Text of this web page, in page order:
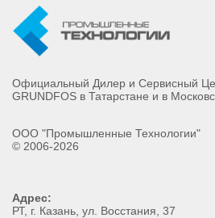
Официальный Дилер и Сервисный
GRUNDFOS в Татарстане и в
ООО "Промышленные Технологии"
© 2006-2026
Адрес:
РТ, г. Казань ул. Восстания, 37